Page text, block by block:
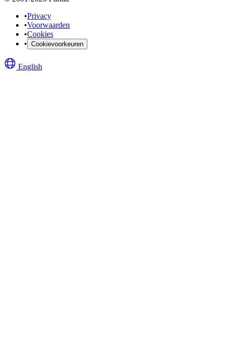
•Privacy
•Voorwaarden
•Cookies
• Cookievoorkeuren
English